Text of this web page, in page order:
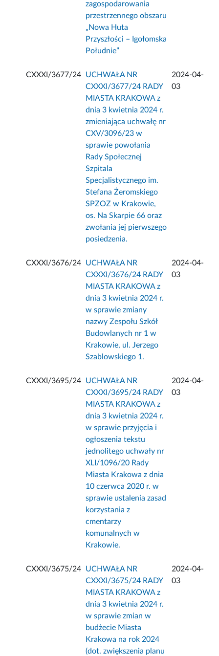
zagospodarowania
przestrzennego obszaru
„Nowa Huta
Przyszłości – Igołomska
Południe”
CXXXI/3677/24
UCHWAŁA NR
CXXXI/3677/24 RADY
MIASTA KRAKOWA z
dnia 3 kwietnia 2024 r.
zmieniająca uchwałę nr
CXV/3096/23 w
sprawie powołania
Rady Społecznej
Szpitala
Specjalistycznego im.
Stefana Żeromskiego
SPZOZ w Krakowie,
os. Na Skarpie 66 oraz
zwołania jej pierwszego
posiedzenia.
2024-04-
03
CXXXI/3676/24
UCHWAŁA NR
CXXXI/3676/24 RADY
MIASTA KRAKOWA z
dnia 3 kwietnia 2024 r.
w sprawie zmiany
nazwy Zespołu Szkół
Budowlanych nr 1 w
Krakowie, ul. Jerzego
Szablowskiego 1.
2024-04-
03
CXXXI/3695/24
UCHWAŁA NR
CXXXI/3695/24 RADY
MIASTA KRAKOWA z
dnia 3 kwietnia 2024 r.
w sprawie przyjęcia i
ogłoszenia tekstu
jednolitego uchwały nr
XLI/1096/20 Rady
Miasta Krakowa z dnia
10 czerwca 2020 r. w
sprawie ustalenia zasad
korzystania z
cmentarzy
komunalnych w
Krakowie.
2024-04-
03
CXXXI/3675/24
UCHWAŁA NR
CXXXI/3675/24 RADY
MIASTA KRAKOWA z
dnia 3 kwietnia 2024 r.
w sprawie zmian w
budżecie Miasta
Krakowa na rok 2024
(dot. zwiększenia planu
2024-04-
03